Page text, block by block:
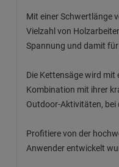
Mit einer Schwertlänge
Vielzahl von
Spannung und damit
Die Kettensäge wird
Kombination mit ihrer
Outdoor-Aktivitäten, bei
Profitiere von der
Anwender entwickelt